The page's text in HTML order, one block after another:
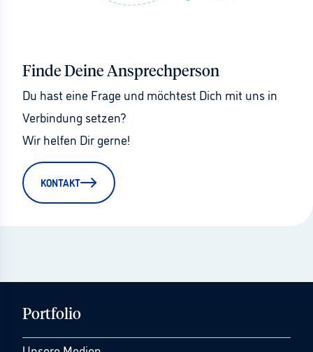
Finde Deine Ansprechperson
Du hast eine Frage und möchtest Dich mit uns in
Verbindung setzen?
Wir helfen Dir gerne!
KONTAKT
Portfolio